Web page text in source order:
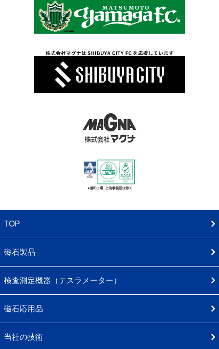
TOP
磁石製品
検査測定機器（テスラメーター）
磁石応用品
当社の技術